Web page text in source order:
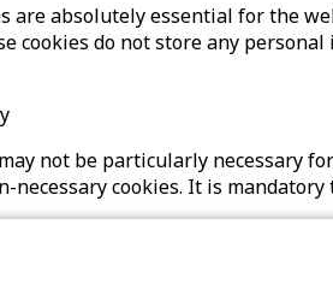
are absolutely essential for the
cookies do not store any
not be particularly necessary
necessary cookies. It is